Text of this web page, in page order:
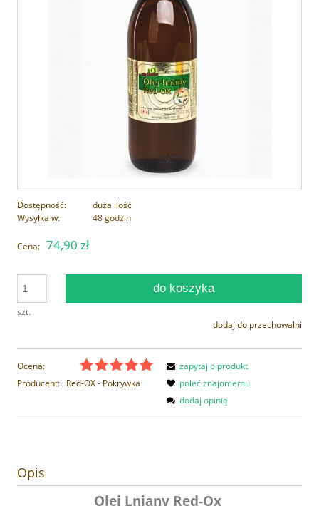
Dostępność:
duża ilość
Wysyłka w:
48 godzin
Cena: 74,90 zł
szt.
do koszyka
dodaj do przechowalni
Ocena:
Producent: Red-OX - Pokrywka
zapytaj o produkt
poleć znajomemu
dodaj opinię
Opis
Olej Lniany Red-Ox